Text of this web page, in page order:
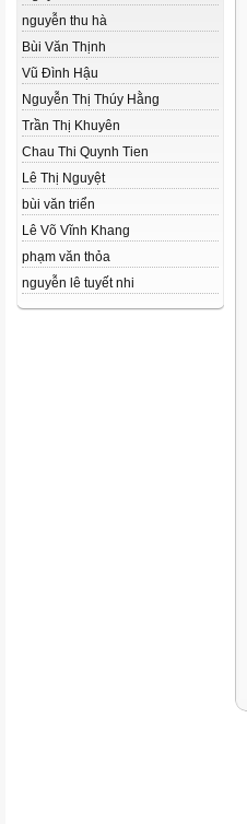
nguyễn thu hà
Bùi Văn Thịnh
Vũ Đình Hậu
Nguyễn Thị Thúy Hằng
Trần Thị Khuyên
Chau Thi Quynh Tien
Lê Thị Nguyệt
bùi văn triển
Lê Võ Vĩnh Khang
phạm văn thỏa
nguyễn lê tuyết nhi